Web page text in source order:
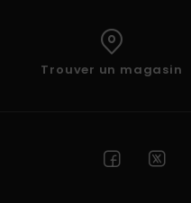
Trouver un magasin